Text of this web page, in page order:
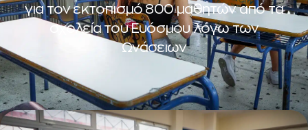
για τον εκτοπισμό 800 μαθητών από τα
σχολεία του Ευόσμου λόγω των
Ωνάσειων